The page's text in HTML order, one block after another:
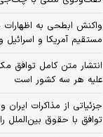
واکنش ابطحی به اظهارات
مستقیم آمریکا و اسرائیل
انتشار متن کامل توافق
علیه هر سه کشور است
جزئیاتی از مذاکرات
توافق با حقوق بین‌الملل